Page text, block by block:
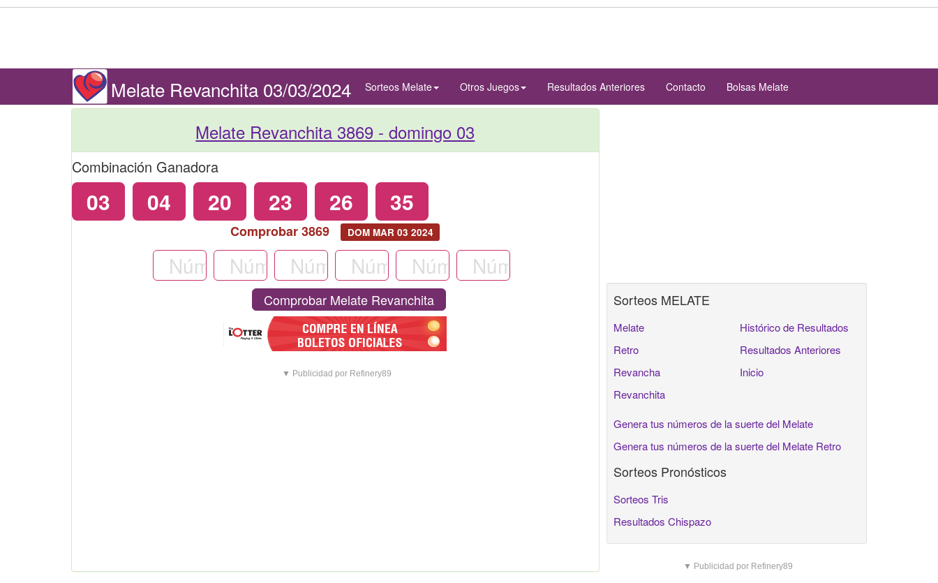
Melate Revanchita 03/03/2024 Sorteos Melate Otros Juegos Resultados Anteriores Contacto Bolsas Melate
Melate Revanchita 3869 -domingo 03
Combinación Ganadora
03 04 20 23 26 35
Comprobar 3869 DOM MAR 03 2024
Comprobar Melate Revanchita
▼ Publicidad por Refinery89
Sorteos MELATE
Melate
Retro
Revancha
Revanchita
Histórico de Resultados
Resultados Anteriores
Inicio
Genera tus números de la suerte del Melate
Genera tus números de la suerte del Melate Retro
Sorteos Pronósticos
Sorteos Tris
Resultados Chispazo
▼ Publicidad por Refinery89